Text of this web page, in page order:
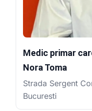
Medic primar
Nora Toma
Strada Sergent
Bucuresti